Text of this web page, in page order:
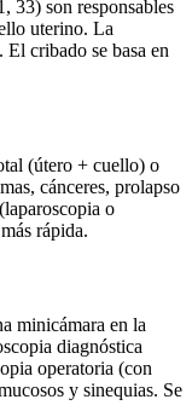
33) son responsables
uterino. La
El cribado se basa en
(útero + cuello) o
cánceres, prolapso
o
rápida.
minicámara en la
diagnóstica
operatoria (con
y sinequias. Se